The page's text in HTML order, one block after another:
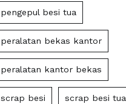
pengepul besi tua
peralatan bekas kantor
peralatan kantor bekas
scrap besi scrap besi tua